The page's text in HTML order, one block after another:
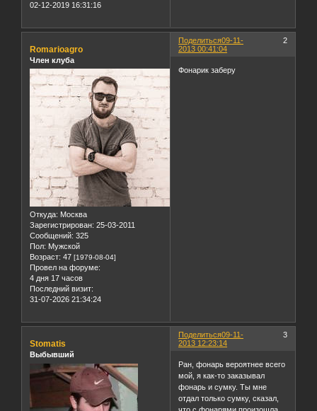
02-12-2019 16:31:16
Поделиться 2
09-11-
2013 00:41:04
Romarioagro
Член клуба
Откуда: Москва
Зарегистрирован: 25-03-2011
Сообщений: 325
Пол: Мужской
Возраст: 47 [1979-08-04]
Провел на форуме:
4 дня 17 часов
Последний визит:
31-07-2026 21:34:24
Фонарик заберу
Поделиться 3
09-11-
2013 12:23:14
Stomatis
Выбывший
Ран, фонарь вероятнее всего
мой, я как-то заказывал
фонарь и сумку. Ты мне
отдал только сумку, сказал,